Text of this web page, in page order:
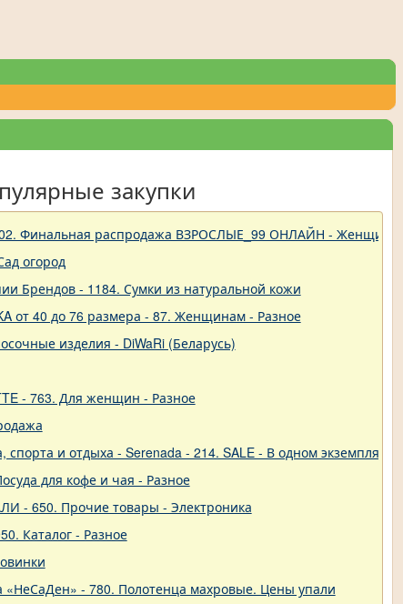
закупки
Финальная распродажа ВЗРОСЛЫЕ_99 ОНЛАЙН - Женщины
огород
Брендов - 1184. Сумки из натуральной кожи
от 40 до 76 размера - 87. Женщинам - Разное
изделия - DiWaRi (Беларусь)
- 763. Для женщин - Разное
и отдыха - Serenada - 214. SALE - В одном экземпляре!
для кофе и чая - Разное
- 650. Прочие товары - Электроника
Каталог - Разное
«НеСаДен» - 780. Полотенца махровые. Цены упали